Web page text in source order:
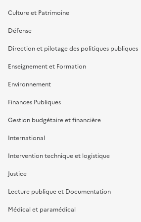
Culture et Patrimoine
Défense
Direction et pilotage des politiques publiques
Enseignement et Formation
Environnement
Finances Publiques
Gestion budgétaire et financière
International
Intervention technique et logistique
Justice
Lecture publique et Documentation
Médical et paramédical